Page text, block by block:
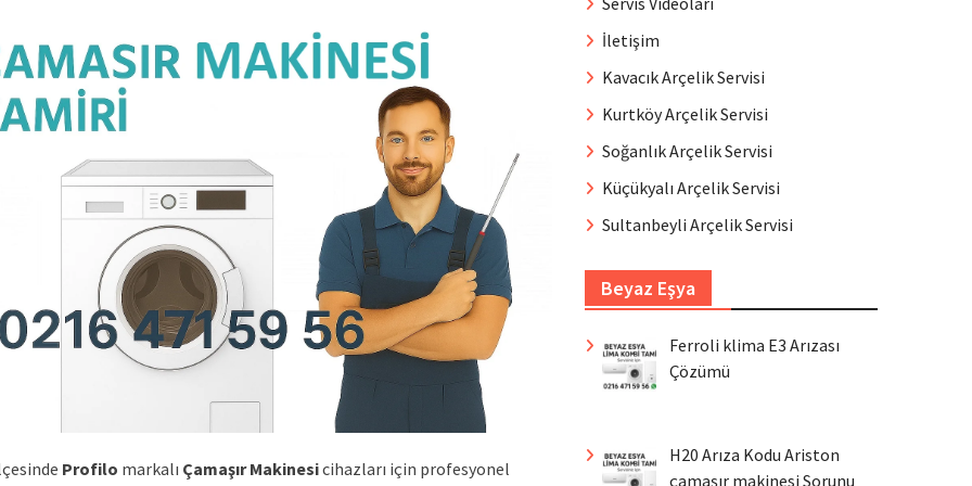
Profilo markalı Çamaşır Makinesicihazları için profesyonel
İletişim
Kavacık Arçelik Servisi
Kurtköy Arçelik Servisi
Soğanlık Arçelik Servisi
Küçükyalı Arçelik Servisi
Sultanbeyli Arçelik Servisi
Beyaz Eşya
Ferroli klima E3 Arızası
Çözümü
H20 Arıza Kodu Ariston
çamaşır makinesi Sorunu